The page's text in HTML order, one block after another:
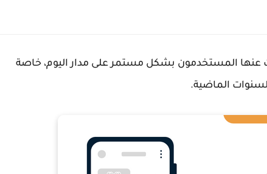
عنها المستخدمون بشكل مستمر على مدار اليوم، خاصة
الماضية.